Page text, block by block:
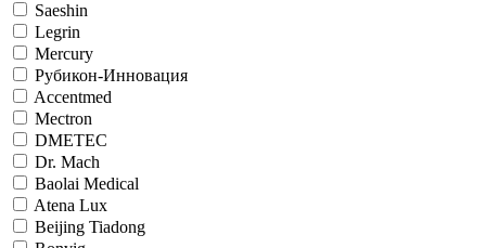
Saeshin
Legrin
Mercury
Рубикон-Инновация
Accentmed
Mectron
DMETEC
Dr. Mach
Baolai Medical
Atena Lux
Beijing Tiadong